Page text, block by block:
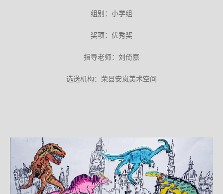
组别：小学组
奖项：优秀奖
指导老师：刘倚嘉
选送机构：荣县安岚美术空间